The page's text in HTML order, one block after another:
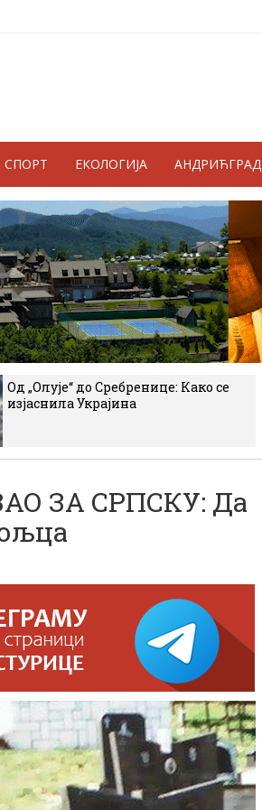
СПОРТ ЕКОЛОГИЈА АНДРИЋГРАД
Од „Олује“ до Сребренице: Како се
изјаснила Украјина
ЗА СРПСКУ: Да